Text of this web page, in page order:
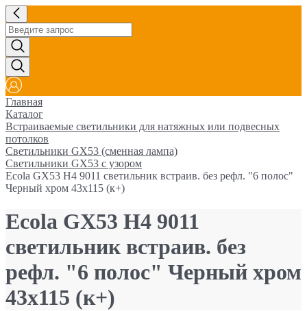
Главная
Каталог
Встраиваемые светильники для натяжных или подвесных
потолков
Светильники GX53 (сменная лампа)
Светильники GX53 с узором
Ecola GX53 H4 9011 светильник встраив. без рефл. "6 полос"
Черный хром 43x115 (к+)
Ecola GX53 H4 9011
светильник встраив. без
рефл. "6 полос" Черный хром
43x115 (к+)